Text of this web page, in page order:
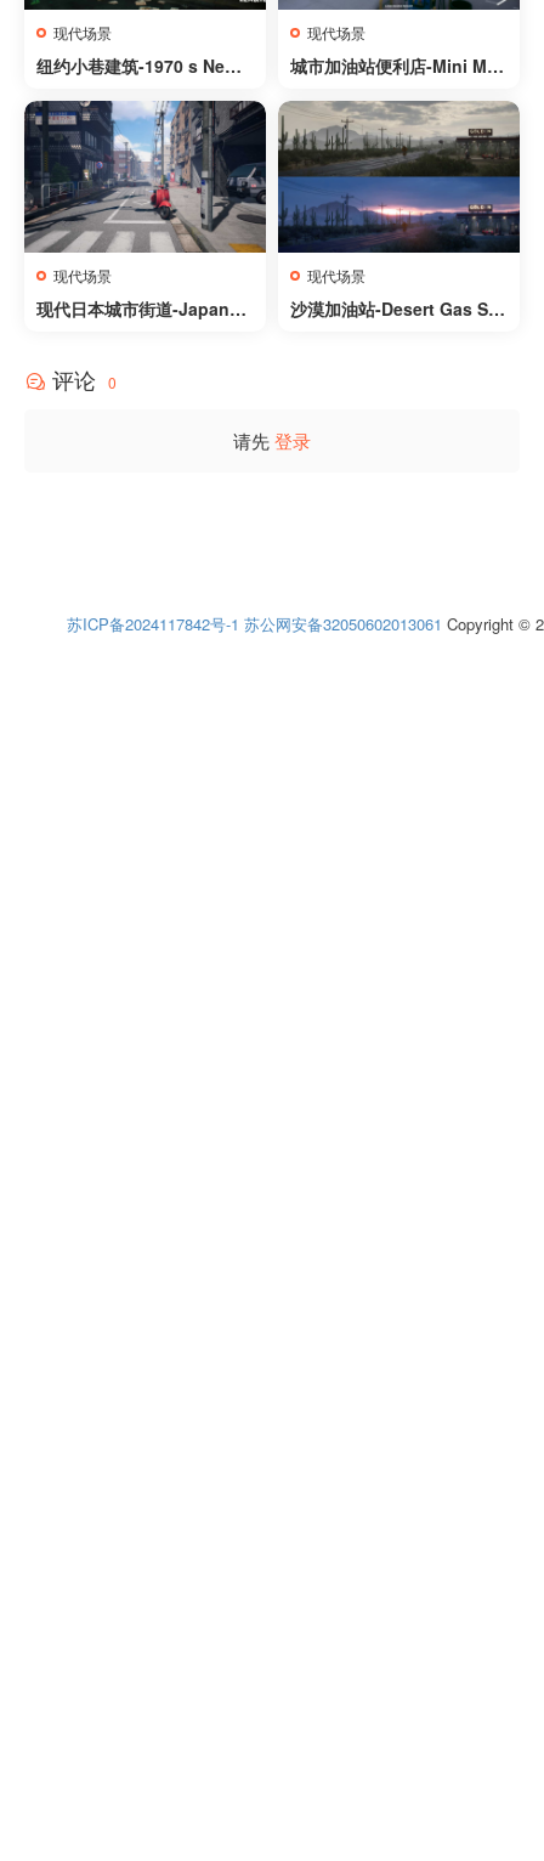
现代场景
纽约小巷建筑-1970 s New Y
现代场景
城市加油站便利店-Mini Mar
现代场景
现代日本城市街道-Japanes
现代场景
沙漠加油站-Desert Gas Sta
评论 0
请先登录
苏ICP备2024117842号-1 苏公网安备32050602013061 Copyright ©